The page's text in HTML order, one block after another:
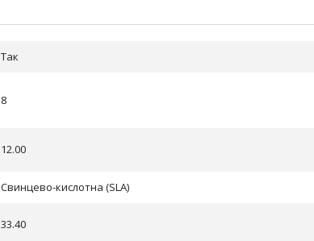
Так
8
12.00
Cвинцево-кислотна (SLA)
33.40